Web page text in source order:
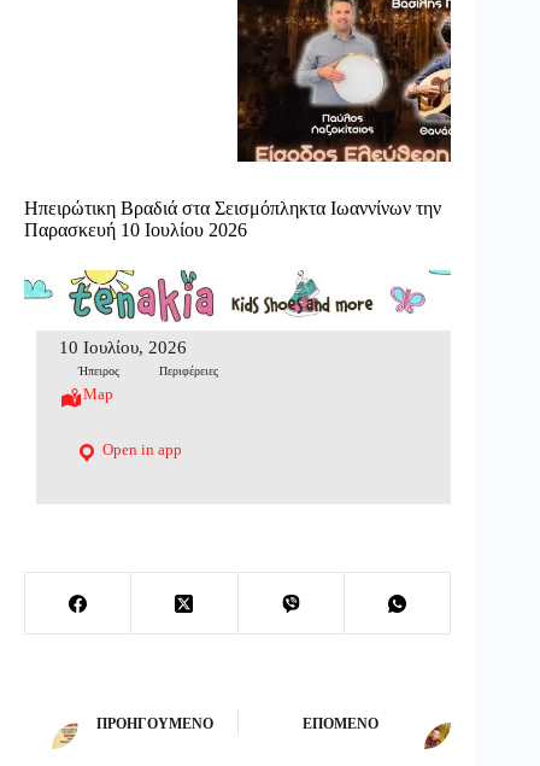
Ηπειρώτικη Βραδιά στα Σεισμόπληκτα Ιωαννίνων την
Παρασκευή 10 Ιουλίου 2026
10 Ιουλίου, 2026
Ήπειρος Περιφέρειες
Map
Open in app
ΠΡΟΗΓΟΎΜΕΝΟ ΕΠΌΜΕΝΟ